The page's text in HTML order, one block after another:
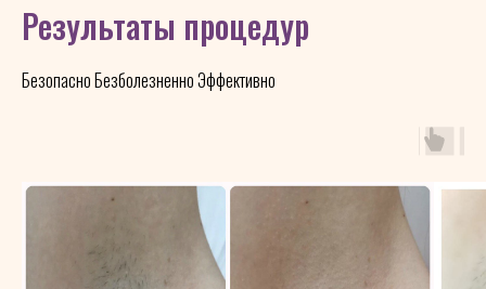
Результаты процедур
Безопасно Безболезненно Эффективно